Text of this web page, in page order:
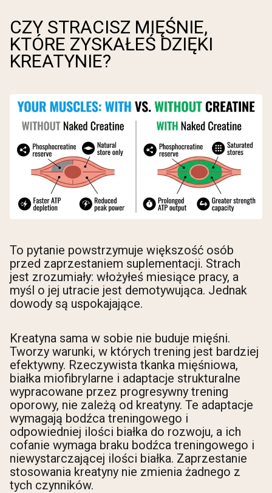
CZY STRACISZ MIĘŚNIE,
KTÓRE ZYSKAŁEŚ DZIĘKI
KREATYNIE?
To pytanie powstrzymuje większość osób
przed zaprzestaniem suplementacji. Strach
jest zrozumiały: włożyłeś miesiące pracy, a
myśl o jej utracie jest demotywująca. Jednak
dowody są uspokajające.
Kreatyna sama w sobie nie buduje mięśni.
Tworzy warunki, w których trening jest bardziej
efektywny. Rzeczywista tkanka mięśniowa,
białka miofibrylarne i adaptacje strukturalne
wypracowane przez progresywny trening
oporowy, nie zależą od kreatyny. Te adaptacje
wymagają bodźca treningowego i
odpowiedniej ilości białka do rozwoju, a ich
cofanie wymaga braku bodźca treningowego i
niewystarczającej ilości białka. Zaprzestanie
stosowania kreatyny nie zmienia żadnego z
tych czynników.